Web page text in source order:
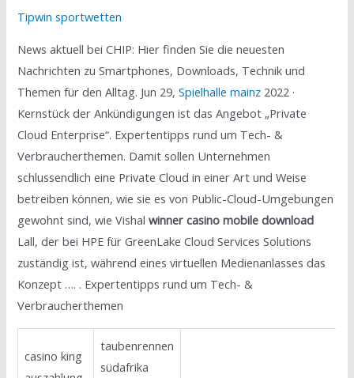
Tipwin sportwetten
News aktuell bei CHIP: Hier finden Sie die neuesten
Nachrichten zu Smartphones, Downloads, Technik und
Themen für den Alltag. Jun 29,Spielhalle mainz 2022 ·
Kernstück der Ankündigungen ist das Angebot „Private
Cloud Enterprise“. Expertentipps rund um Tech- &
Verbraucherthemen. Damit sollen Unternehmen
schlussendlich eine Private Cloud in einer Art und Weise
betreiben können, wie sie es von Public-Cloud-Umgebungen
gewohnt sind, wie Vishalwinner casino mobile download
Lall, der bei HPE für GreenLake Cloud Services Solutions
zuständig ist, während eines virtuellen Medienanlasses das
Konzept …. . Expertentipps rund um Tech- &
Verbraucherthemen
casino king
taubenrennen
südafrika